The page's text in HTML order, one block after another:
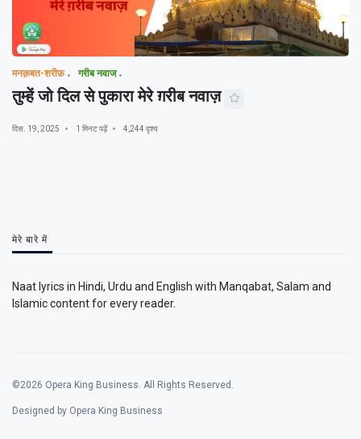
मनक़बत-शरीफ़ गरीब नवाज
तुम्हें जो दिल से पुकारा मेरे ग़रीब नवाज़
दिस. 19, 2025 1 मिनट पढ़ें 4,244 दृश्य
मेरे बारे में
Naat lyrics in Hindi, Urdu and English with Manqabat, Salam and
Islamic content for every reader.
©2026 Opera King Business. All Rights Reserved.
Designed by Opera King Business